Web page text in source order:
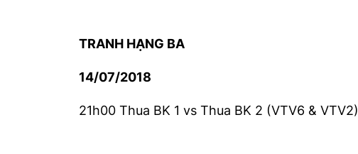
TRANH HẠNG BA
14/07/2018
21h00 Thua BK 1 vs Thua BK 2 (VTV6 & VTV2)